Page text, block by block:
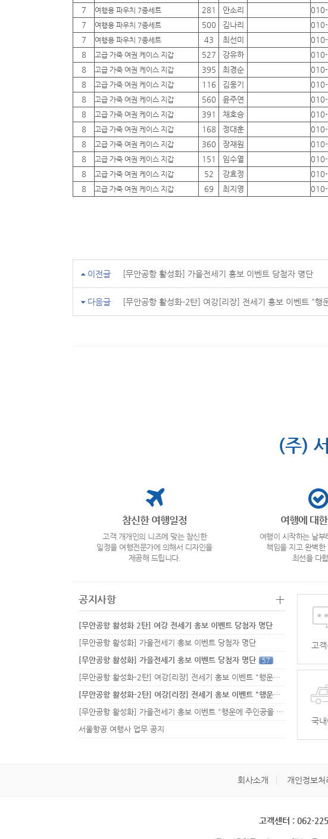
7
여행용 파우치 7종세트 281 안소리
7
여행용 파우치 7종세트 500 김나리
7
여행용 파우치 7종세트 43 최선미
8
고급 가죽 여권 케이스 지갑 527 강유하
8
고급 가죽 여권 케이스 지갑 395 최경순
8
고급 가죽 여권 케이스 지갑 116 김웅기
8
고급 가죽 여권 케이스 지갑 560 윤주연
8
고급 가죽 여권 케이스 지갑 391 채호승
8
고급 가죽 여권 케이스 지갑 168 정대훈
8
고급 가죽 여권 케이스 지갑 360 장재원
8
고급 가죽 여권 케이스 지갑 151 임수열
8
고급 가죽 여권 케이스 지갑 52 강효정
8
고급 가죽 여권 케이스 지갑 69 최지영
이전글 [무안공항 활성화] 가을전세기 홍보 이벤트 당첨자 명단
다음글 [무안공항 활성화-2탄] 여강[리장] 전세기 홍보 이벤트 "행
(주)
참신한 여행일정
고객 개개인의 니즈에 맞는 참신한
일정을 여행전문가에 의해서 디자인을
제공해 드립니다.
여행에 대
여행이 시작하는 날부
책임을 지고 완벽한
최선을 다
공지사항 +
[무안공항 활성화 2탄] 여강 전세기 홍보 이벤트 당첨자 명단
[무안공항 활성화] 가을전세기 홍보 이벤트 당첨자 명단
[무안공항 활성화] 가을전세기 홍보 이벤트 당첨자 명단
57
[무안공항 활성화-2탄] 여강[리장] 전세기 홍보 이벤트 "행운에 주인공…
[무안공항 활성화-2탄] 여강[리장] 전세기 홍보 이벤트 "행운에 주인공…
[무안공항 활성화] 가을전세기 홍보 이벤트 "행운에 주인공을 찾습니다."
서울항공 여행사 업무 공지
고
국
회사소개 개인정보처
고객센터 : 062-